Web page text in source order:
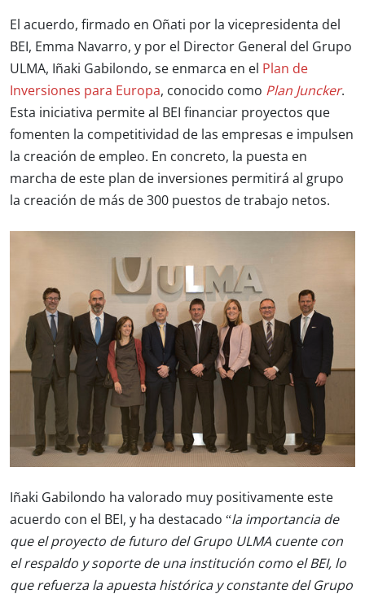
El acuerdo, firmado en Oñati por la vicepresidenta del
BEI, Emma Navarro, y por el Director General del Grupo
ULMA, Iñaki Gabilondo, se enmarca en el
Plan de
Inversiones para Europa, conocido como Plan Juncker.
Esta iniciativa permite al BEI financiar proyectos que
fomenten la competitividad de las empresas e impulsen
la creación de empleo. En concreto, la puesta en
marcha de este plan de inversiones permitirá al grupo
la creación de más de 300 puestos de trabajo netos.
Iñaki Gabilondo ha valorado muy positivamente este
acuerdo con el BEI, y ha destacado “la importancia de
que el proyecto de futuro del Grupo ULMA cuente con
el respaldo y soporte de una institución como el BEI, lo
que refuerza la apuesta histórica y constante del Grupo